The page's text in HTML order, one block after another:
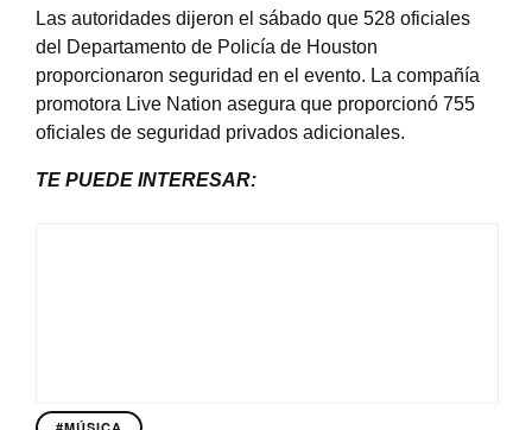
Las autoridades dijeron el sábado que 528 oficiales
del Departamento de Policía de Houston
proporcionaron seguridad en el evento. La compañía
promotora Live Nation asegura que proporcionó 755
oficiales de seguridad privados adicionales.
TE PUEDE INTERESAR: